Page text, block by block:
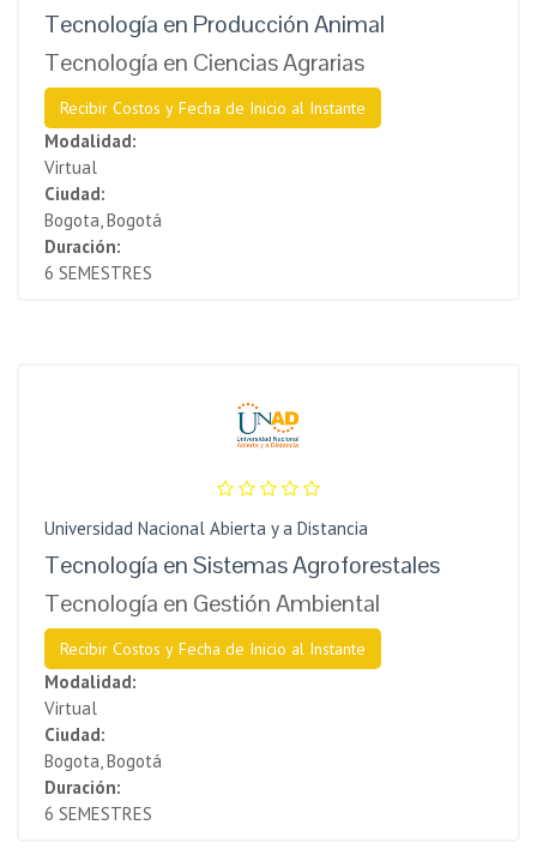
Tecnología en Producción Animal
Tecnología en Ciencias Agrarias
Recibir Costos y Fecha de Inicio al Instante
Modalidad:
Virtual
Ciudad:
Bogota, Bogotá
Duración:
6 SEMESTRES
Universidad Nacional Abierta y a Distancia
Tecnología en Sistemas Agroforestales
Tecnología en Gestión Ambiental
Recibir Costos y Fecha de Inicio al Instante
Modalidad:
Virtual
Ciudad:
Bogota, Bogotá
Duración:
6 SEMESTRES